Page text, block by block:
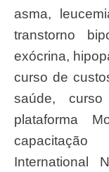
asma,
transtorno
exócrina,
curso de
saúde,
plataforma
International